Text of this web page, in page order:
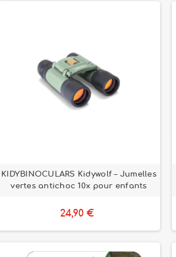
KIDYBINOCULARS Kidywolf – Jumelles
vertes antichoc 10x pour enfants
24,90 €